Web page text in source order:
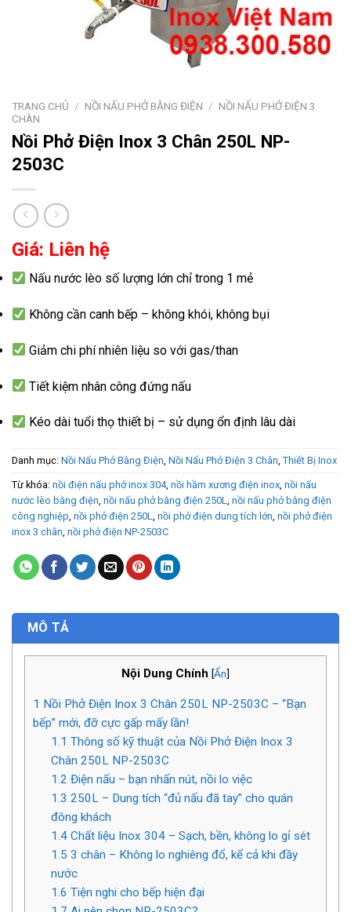
TRANG CHỦ / NỒI NẤU PHỞ BẰNG ĐIỆN / NỒI NẤU PHỞ ĐIỆN 3
CHÂN
Nồi Phở Điện Inox 3 Chân 250L NP-
2503C
Giá: Liên hệ
Nấu nước lèo số lượng lớn chỉ trong 1 mẻ
Không cần canh bếp – không khói, không bụi
Giảm chi phí nhiên liệu so với gas/than
Tiết kiệm nhân công đứng nấu
Kéo dài tuổi thọ thiết bị – sử dụng ổn định lâu dài
Danh mục: Nồi Nấu Phở Bằng Điện, Nồi Nấu Phở Điện 3 Chân, Thiết Bị Inox
Từ khóa: nồi điện nấu phở inox 304, nồi hầm xương điện inox, nồi nấu
nước lèo bằng điện, nồi nấu phở bằng điện 250L, nồi nấu phở bằng điện
công nghiệp, nồi phở điện 250L, nồi phở điện dung tích lớn, nồi phở điện
inox 3 chân, nồi phở điện NP-2503C
MÔ TẢ
Nội Dung Chính [Ẩn]
1 Nồi Phở Điện Inox 3 Chân 250L NP-2503C – “Bạn
bếp” mới, đỡ cực gấp mấy lần!
1.1 Thông số kỹ thuật của Nồi Phở Điện Inox 3
Chân 250L NP-2503C
1.2 Điện nấu – bạn nhấn nút, nồi lo việc
1.3 250L – Dung tích “đủ nấu đã tay” cho quán
đông khách
1.4Chất liệu Inox 304 – Sạch, bền, không lo gỉ sét
1.5 3 chân – Không lo nghiêng đổ, kể cả khi đầy
nước
1.6 Tiện nghi cho bếp hiện đại